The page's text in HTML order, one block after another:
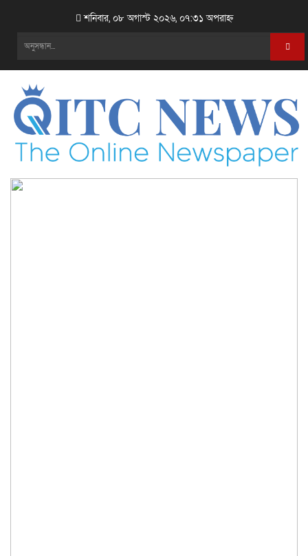
শনিবার, ০৮ অগাস্ট ২০২৬, ০৭:৩১ অপরাহ্ন